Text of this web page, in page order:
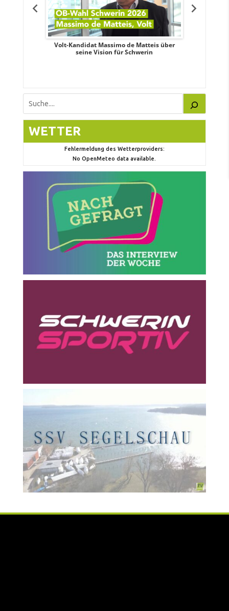
Volt-Kandidat Massimo de Matteis über
seine Vision für Schwerin
Suchen
WETTER
Fehlermeldung des Wetterproviders:
No OpenMeteo data available.